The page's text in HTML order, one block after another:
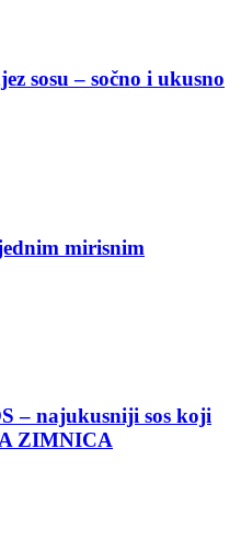
sosu – sočno i ukusno
mirisnim
– najukusniji sos koji
ZIMNICA